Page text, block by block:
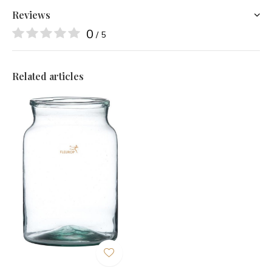
Reviews
0 / 5
Related articles